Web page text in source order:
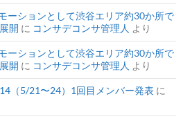
ーションとして渋谷エリア約30か所で
開 に コンサデコンサ管理人 より
ーションとして渋谷エリア約30か所で
開 に コンサデコンサ管理人 より
（5/21〜24）1回目メンバー発表 に